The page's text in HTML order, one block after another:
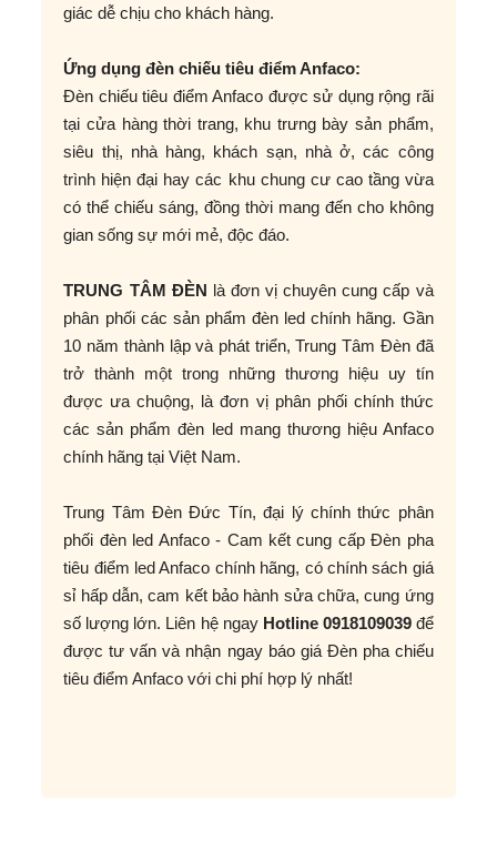
giác dễ chịu cho khách hàng.
Ứng dụng đèn chiếu tiêu điểm Anfaco:
Đèn chiếu tiêu điểm Anfaco được sử dụng rộng rãi
tại cửa hàng thời trang, khu trưng bày sản phẩm,
siêu thị, nhà hàng, khách sạn, nhà ở, các công
trình hiện đại hay các khu chung cư cao tầng vừa
có thể chiếu sáng, đồng thời mang đến cho không
gian sống sự mới mẻ, độc đáo.
TRUNG TÂM ĐÈN là đơn vị chuyên cung cấp và
phân phối các sản phẩm đèn led chính hãng. Gần
10 năm thành lập và phát triển, Trung Tâm Đèn đã
trở thành một trong những thương hiệu uy tín
được ưa chuộng, là đơn vị phân phối chính thức
các sản phẩm đèn led mang thương hiệu Anfaco
chính hãng tại Việt Nam.
Trung Tâm Đèn Đức Tín, đại lý chính thức phân
phối đèn led Anfaco - Cam kết cung cấp Đèn pha
tiêu điểm led Anfaco chính hãng, có chính sách giá
sỉ hấp dẫn, cam kết bảo hành sửa chữa, cung ứng
số lượng lớn. Liên hệ ngay Hotline 0918109039để
được tư vấn và nhận ngay báo giá Đèn pha chiếu
tiêu điểm Anfaco với chi phí hợp lý nhất!